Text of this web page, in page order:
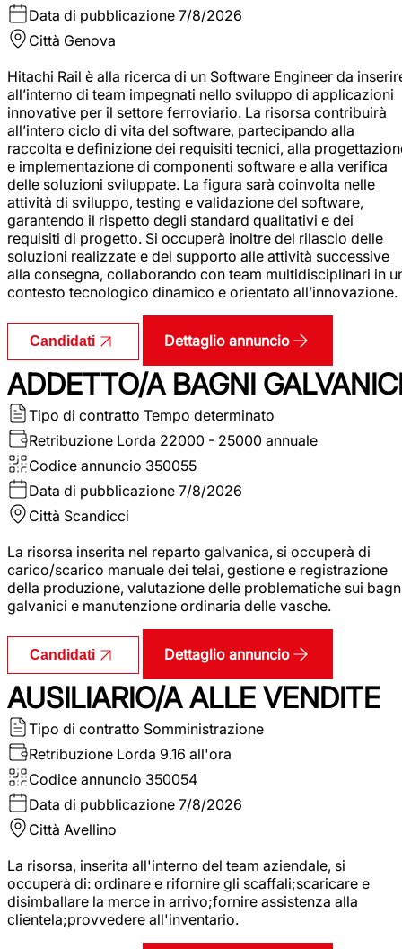
Data di pubblicazione 7/8/2026
Città Genova
Hitachi Rail è alla ricerca di un Software Engineer da
all’interno di team impegnati nello sviluppo di applicazioni
innovative per il settore ferroviario. La risorsa contribuirà
all’intero ciclo di vita del software, partecipando alla
raccolta e definizione dei requisiti tecnici, alla
e implementazione di componenti software e alla verifica
delle soluzioni sviluppate. La figura sarà coinvolta nelle
attività di sviluppo, testing e validazione del software,
garantendo il rispetto degli standard qualitativi e dei
requisiti di progetto. Si occuperà inoltre del rilascio delle
soluzioni realizzate e del supporto alle attività successive
alla consegna, collaborando con team multidisciplinari in
contesto tecnologico dinamico e orientato all’innovazione.
Candidati Dettaglio annuncio
ADDETTO/A BAGNI
Tipo di contratto Tempo determinato
Retribuzione Lorda 22000 - 25000 annuale
Codice annuncio 350055
Data di pubblicazione 7/8/2026
Città Scandicci
La risorsa inserita nel reparto galvanica, si occuperà di
carico/scarico manuale dei telai, gestione e registrazione
della produzione, valutazione delle problematiche sui
galvanici e manutenzione ordinaria delle vasche.
Candidati Dettaglio annuncio
AUSILIARIO/A ALLE VENDITE
Tipo di contratto Somministrazione
Retribuzione Lorda 9.16 all'ora
Codice annuncio 350054
Data di pubblicazione 7/8/2026
Città Avellino
La risorsa, inserita all'interno del team aziendale, si
occuperà di: ordinare e rifornire gli scaffali;scaricare e
disimballare la merce in arrivo;fornire assistenza alla
clientela;provvedere all'inventario.